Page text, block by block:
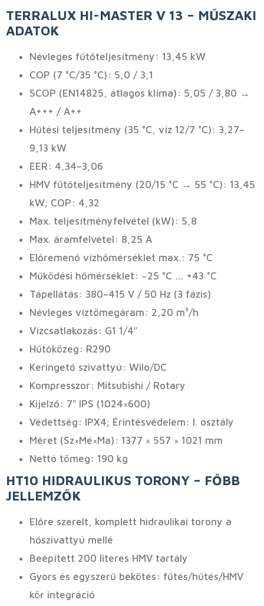
TERRALUX HI-MASTER V 13 – MŰSZAKI
ADATOK
Névleges fűtőteljesítmény: 13,45 kW
COP (7 °C/35 °C): 5,0 / 3,1
SCOP (EN14825, átlagos klíma): 5,05 / 3,80 →
A+++ / A++
Hűtési teljesítmény (35 °C, víz 12/7 °C): 3,27–
9,13 kW
EER: 4,34–3,06
HMV fűtőteljesítmény (20/15 °C → 55 °C): 13,45
kW; COP: 4,32
Max. teljesítményfelvétel (kW): 5,8
Max. áramfelvétel: 8,25 A
Előremenő vízhőmérséklet max.: 75 °C
Működési hőmérséklet: −25 °C … +43 °C
Tápellátás: 380–415 V / 50 Hz (3 fázis)
Névleges víztömegáram: 2,20 m³/h
Vízcsatlakozás: G1 1/4″
Hűtőközeg: R290
Keringető szivattyú: Wilo/DC
Kompresszor: Mitsubishi / Rotary
Kijelző: 7″ IPS (1024×600)
Védettség: IPX4; Érintésvédelem: I. osztály
Méret (Sz×Mé×Ma): 1377 × 557 × 1021 mm
Nettó tömeg: 190 kg
HT10 HIDRAULIKUS TORONY – FŐBB
JELLEMZŐK
Előre szerelt, komplett hidraulikai torony a
hőszivattyú mellé
Beépített 200 literes HMV tartály
Gyors és egyszerű bekötés: fűtés/hűtés/HMV
kör integráció